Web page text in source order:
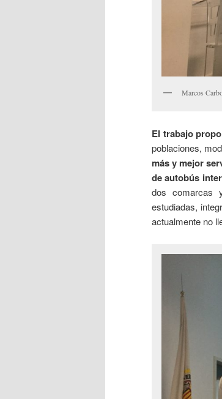
Marcos
El trabajo
poblaciones,
más y mejor
de autobús
dos comarcas
estudiadas,
actualmente no